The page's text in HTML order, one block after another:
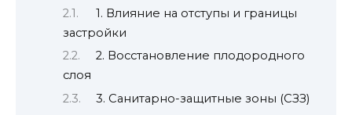
1. Влияние на отступы и границы
застройки
2. Восстановление плодородного
слоя
3. Санитарно-защитные зоны (СЗЗ)